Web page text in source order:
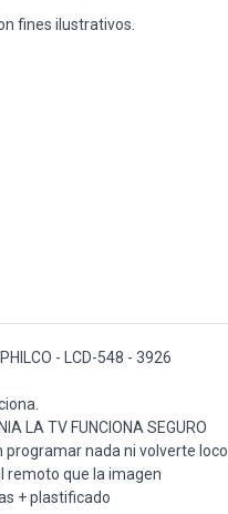
fines ilustrativos.
- LCD-548 - 3926
LA TV FUNCIONA SEGURO
programar nada ni volverte loco
remoto que la imagen
+ plastificado